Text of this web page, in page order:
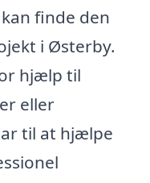
finde den
i Østerby.
hjælp til
eller
til at hjælpe